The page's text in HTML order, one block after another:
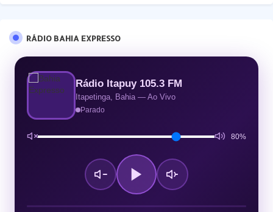
RÁDIO BAHIA EXPRESSO
Rádio Itapuy 105.3 FM
Itapetinga, Bahia — Ao Vivo
Parado
80%